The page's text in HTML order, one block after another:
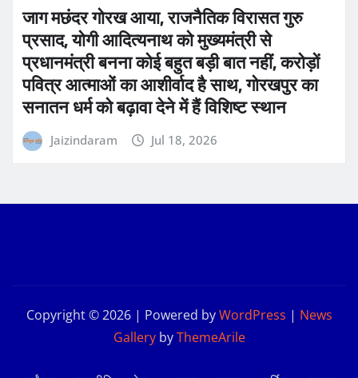
जाग मछंदर गोरख आया, राजनैतिक विरासत गुरु
प्रसाद, योगी आदित्यनाथ को मुख्यमंत्री से
प्रधानमंत्री बनना कोई बहुत बड़ी बात नहीं, करोड़ों
पवित्र आत्माओं का आशीर्वाद है साथ, गोरखपुर का
सनातन धर्म को बढ़ावा देने में हैं विशिष्ट स्थान
Jaizindaram Jul 18, 2026
Copyright © 2026 | Powered byWordPress | News
GallerybyThemeArile